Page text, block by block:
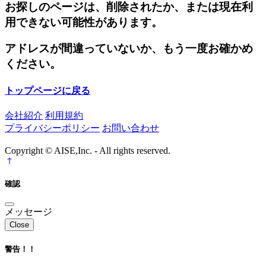
お探しのページは、削除されたか、または現在利
用できない可能性があります。
アドレスが間違っていないか、もう一度お確かめ
ください。
トップページに戻る
会社紹介 利用規約
プライバシーポリシー お問い合わせ
Copyright © AISE,Inc. - All rights reserved.
確認
メッセージ
Close
警告！！